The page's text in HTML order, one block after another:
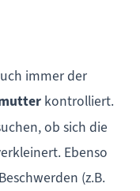
immer der
kontrolliert.
ob sich die
Ebenso
(z.B.